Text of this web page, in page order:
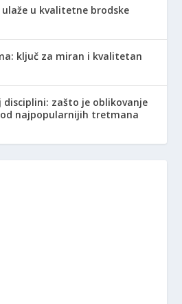
u kvalitetne brodske
ključ za miran i kvalitetan
disciplini: zašto je oblikovanje
najpopularnijih tretmana